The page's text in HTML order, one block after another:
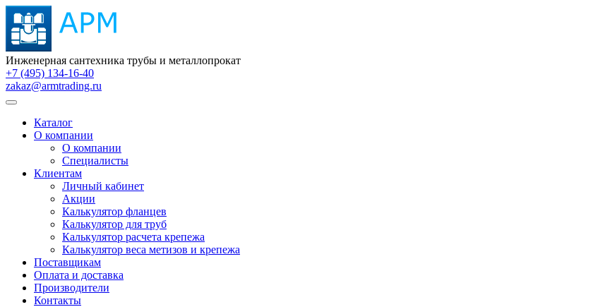
Инженерная сантехника трубы и металлопрокат
+7 (495) 134-16-40
zakaz@armtrading.ru
Каталог
О компании
О компании
Специалисты
Клиентам
Личный кабинет
Акции
Калькулятор фланцев
Калькулятор для труб
Калькулятор расчета крепежа
Калькулятор веса метизов и крепежа
Поставщикам
Оплата и доставка
Производители
Контакты